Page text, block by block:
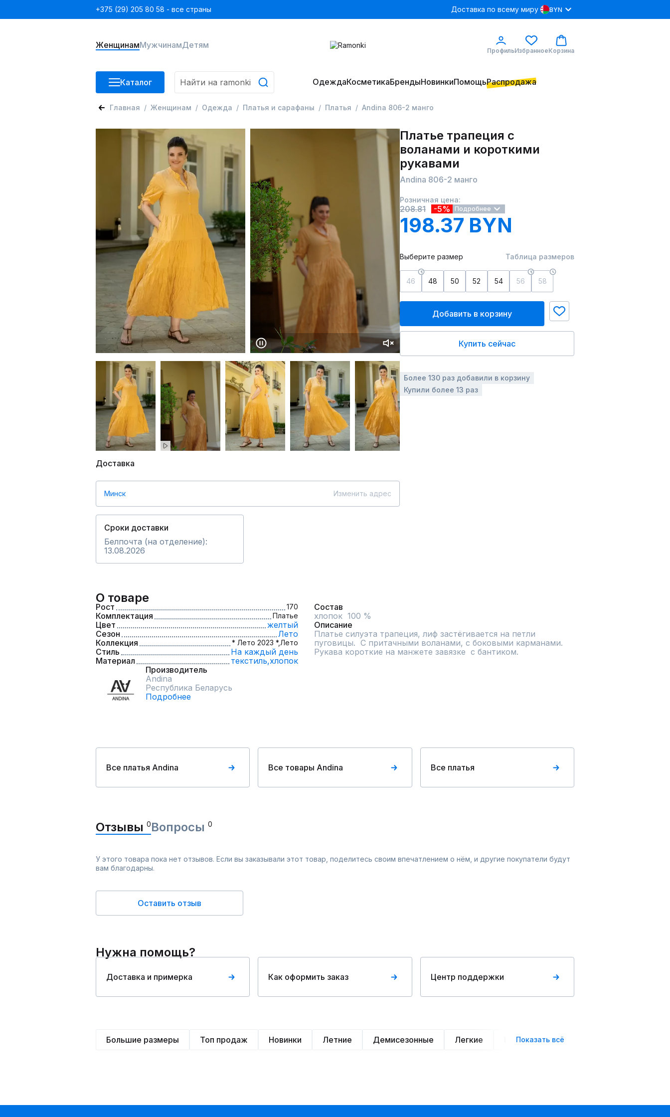
+375 (29) 205 80 58 - все страны Доставка по всему миру BYN
ЖенщинамМужчинамДетям
ПрофильИзбранноеКорзина
Каталог ОдеждаКосметикаБрендыНовинкиПомощьРаспродажа
Главная Женщинам Одежда Платья и сарафаны Платья Andina 806-2 манго
Доставка
Минск Изменить адрес
Сроки доставки
Белпочта (на отделение):
13.08.2026
Платье трапеция с
воланами и короткими
рукавами
Andina 806-2 манго
Розничная цена:
208.81 -5% Подробнее
198.37 BYN
Выберите размер Таблица размеров
46 48 50 52 54 56 58
Добавить в корзину
Купить сейчас
Более 130 раз добавили в корзину
Купили более 13 раз
О товаре
Рост 170
Комплектация Платье
Цвет
желтый
Сезон
Лето
Коллекция
* Лето 2023 *,Лето
Стиль
На каждый день
Материал
текстиль,хлопок
Производитель
Andina
Республика Беларусь
Подробнее
Состав
хлопок  100 %
Описание
Платье силуэта трапеция, лиф застёгивается на петли
пуговицы.  С притачными воланами, с боковыми карманами.
Рукава короткие на манжете завязке  с бантиком.
Все платья Andina Все товары Andina Все платья
Отзывы 0Вопросы 0
У этого товара пока нет отзывов. Если вы заказывали этот товар, поделитесь своим впечатлением о нём, и другие покупатели будут
вам благодарны.
Оставить отзыв
Нужна помощь?
Доставка и примерка Как оформить заказ Центр поддержки
Большие размеры Топ продаж Новинки Летние Демисезонные Легкие Нарядные
Показать всё